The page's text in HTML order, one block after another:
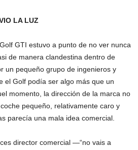
LA LUZ
GTI estuvo a punto de no ver nunca
de manera clandestina dentro de
un pequeño grupo de ingenieros y
el Golf podía ser algo más que un
momento, la dirección de la marca no
pequeño, relativamente caro y
parecía una mala idea comercial.
director comercial —“no vais a